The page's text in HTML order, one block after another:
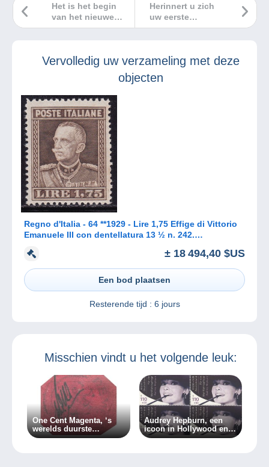
Herinnert u zich
uw eerste
computer?
Het is het begin
van het nieuwe
schooljaar en we
nieuwe functies
van de Delcampe-
Vervolledig uw verzameling met deze
objecten
Regno d'Italia - 64 **1929 - Lire 1,75 Effige di Vittorio
Emanuele III con dentellatura 13 ½ n. 242.
± 18 494,40 $US
Een bod plaatsen
Resterende tijd : 6 jours
Misschien vindt u het volgende leuk:
One Cent Magenta, ‘s
werelds duurste
postzegel…
Audrey Hepburn, een
icoon in Hollywood en
in de filatelie!